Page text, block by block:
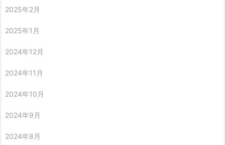
2025年2月
2025年1月
2024年12月
2024年11月
2024年10月
2024年9月
2024年8月